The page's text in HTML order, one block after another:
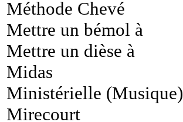
Méthode Chevé
Mettre un bémol à
Mettre un dièse à
Midas
Ministérielle (Musique)
Mirecourt